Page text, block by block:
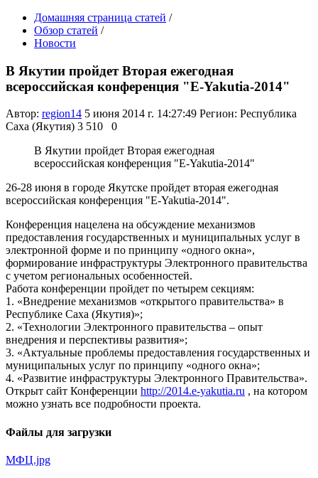
Домашняя страница статей /
Обзор статей /
Новости
В Якутии пройдет Вторая ежегодная
всероссийская конференция "E-Yakutia-2014"
Автор: region14 5 июня 2014 г. 14:27:49 Регион: Республика
Саха (Якутия) 3 510 0
В Якутии пройдет Вторая ежегодная
всероссийская конференция "E-Yakutia-2014"
26-28 июня в городе Якутске пройдет вторая ежегодная
всероссийская конференция "E-Yakutia-2014".
Конференция нацелена на обсуждение механизмов
предоставления государственных и муниципальных услуг в
электронной форме и по принципу «одного окна»,
формирование инфраструктуры Электронного правительства
с учетом региональных особенностей.
Работа конференции пройдет по четырем секциям:
1. «Внедрение механизмов «открытого правительства» в
Республике Саха (Якутия)»;
2. «Технологии Электронного правительства – опыт
внедрения и перспективы развития»;
3. «Актуальные проблемы предоставления государственных и
муниципальных услуг по принципу «одного окна»;
4. «Развитие инфраструктуры Электронного Правительства».
Открыт сайт Конференции http://2014.e-yakutia.ru , на котором
можно узнать все подробности проекта.
Файлы для загрузки
МФЦ.jpg